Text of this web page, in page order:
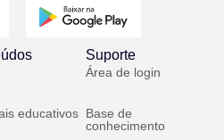
educativos
Suporte
Área de login
Base de
conhecimento